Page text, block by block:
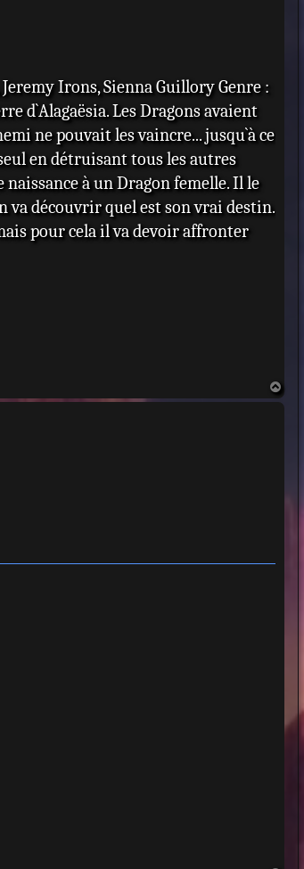
Irons, Sienna Guillory Genre :
d`Alagaësia. Les Dragons avaient
ne pouvait les vaincre... jusqu`à ce
en détruisant tous les autres
à un Dragon femelle. Il le
va découvrir quel est son vrai destin.
pour cela il va devoir affronter